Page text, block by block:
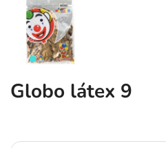
Globo látex 9